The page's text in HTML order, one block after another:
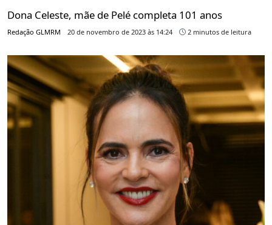
Dona Celeste, mãe de Pelé completa 101 anos
Redação GLMRM 20 de novembro de 2023 às 14:24 2 minutos de leitura